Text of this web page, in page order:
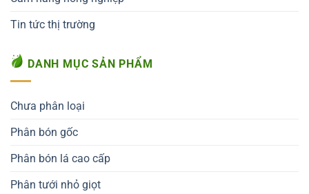
Tin tức thị trường
DANH MỤC SẢN PHẨM
Chưa phân loại
Phân bón gốc
Phân bón lá cao cấp
Phân tưới nhỏ giọt